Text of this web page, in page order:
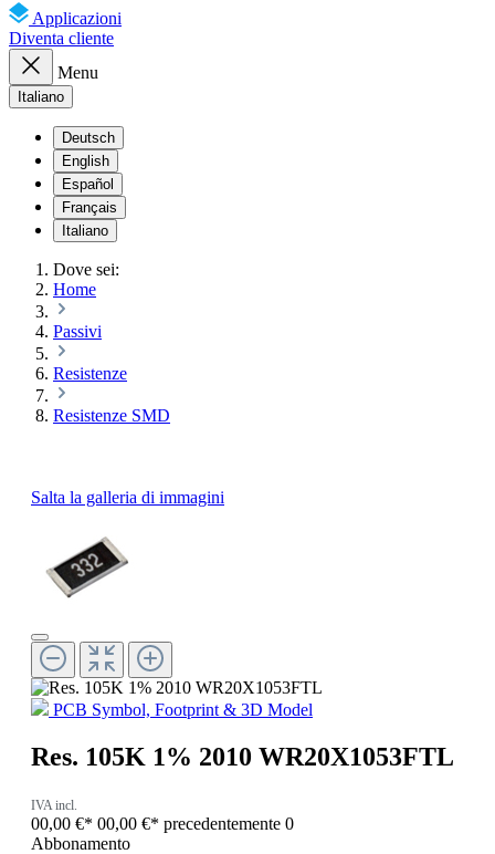
Applicazioni
Diventa cliente
Menu
Italiano
Deutsch
English
Español
Français
Italiano
Dove sei:
Home
Passivi
Resistenze
Resistenze SMD
Salta la galleria di immagini
PCB Symbol, Footprint & 3D Model
Res. 105K 1% 2010 WR20X1053FTL
IVA incl.
00,00 €* 00,00 €* precedentemente 0
Abbonamento